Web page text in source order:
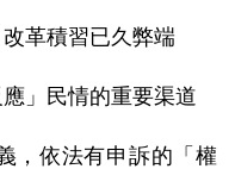
革積習已久弊端
」民情的重要渠道
，依法有申訴的「權